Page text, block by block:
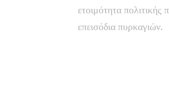
ετοιμότητα πολιτικής
επεισόδια πυρκαγιών.